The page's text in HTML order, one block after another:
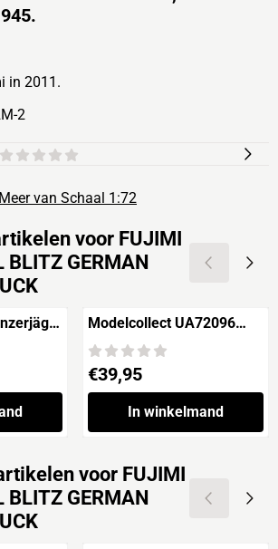
in 2011.
2
Meer van Schaal 1:72
voor FUJIMI
BLITZ GERMAN
Modelcollect UA72096
NATO M1014 MAN Tractor
& BGM-109G Ground
Launched Cruise Missile
Prijs: 39,95
€39,95
In winkelmand
voor FUJIMI
BLITZ GERMAN